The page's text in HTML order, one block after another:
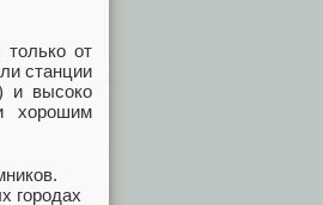
только от
станции
и высоко
хорошим